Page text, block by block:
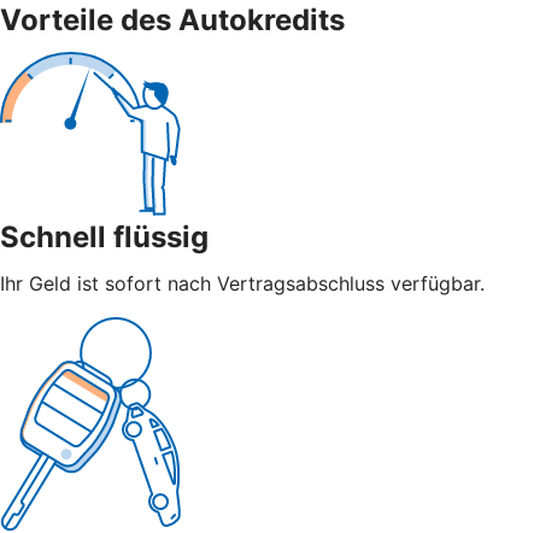
Vorteile des Autokredits
Schnell flüssig
Ihr Geld ist sofort nach Vertragsabschluss verfügbar.